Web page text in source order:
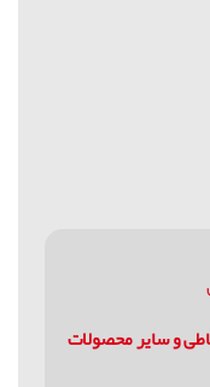
و سایر محصولات